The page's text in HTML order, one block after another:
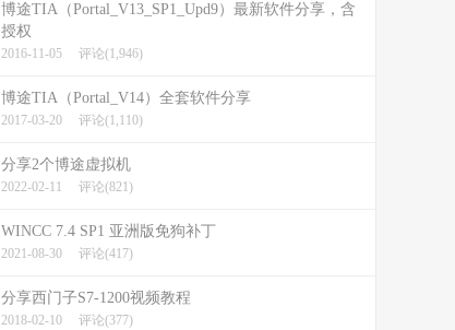
博途TIA（Portal_V13_SP1_Upd9）最新软件分享，含
授权
2016-11-05 评论(1,946)
博途TIA（Portal_V14）全套软件分享
2017-03-20 评论(1,110)
分享2个博途虚拟机
2022-02-11 评论(821)
WINCC 7.4 SP1 亚洲版免狗补丁
2021-08-30 评论(417)
分享西门子S7-1200视频教程
2018-02-10 评论(377)